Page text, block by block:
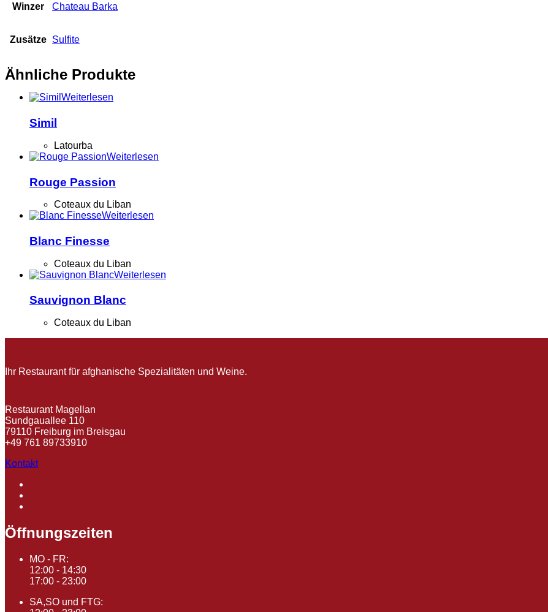
Winzer Chateau Barka
Zusätze Sulfite
Ähnliche Produkte
Weiterlesen
Simil
Latourba
Weiterlesen
Rouge Passion
Coteaux du Liban
Weiterlesen
Blanc Finesse
Coteaux du Liban
Weiterlesen
Sauvignon Blanc
Coteaux du Liban
Ihr Restaurant für afghanische Spezialitäten und Weine.
Restaurant Magellan
Sundgauallee 110
79110 Freiburg im Breisgau
+49 761 89733910
Kontakt
Öffnungszeiten
MO - FR:
12:00 - 14:30
17:00 - 23:00
SA,SO und FTG: